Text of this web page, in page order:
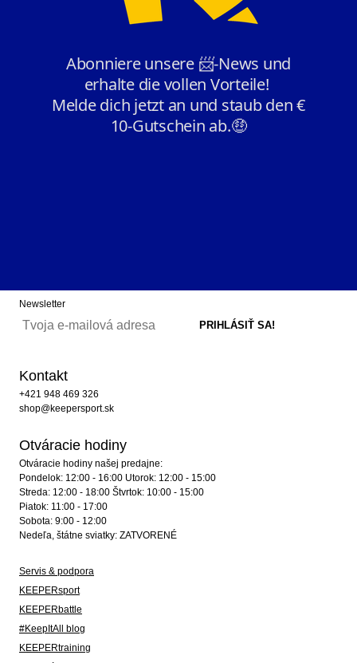
Newsletter
Kontakt
+421 948 469 326
shop@keepersport.sk
Otváracie hodiny
Otváracie hodiny našej predajne:
Pondelok: 12:00 - 16:00 Utorok: 12:00 - 15:00
Streda: 12:00 - 18:00 Štvrtok: 10:00 - 15:00
Piatok: 11:00 - 17:00
Sobota: 9:00 - 12:00
Nedeľa, štátne sviatky: ZATVORENÉ
Servis & podpora
KEEPERsport
KEEPERbattle
#KeepItAll blog
KEEPERtraining